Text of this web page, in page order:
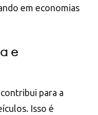
em economias
e
para a
Isso é